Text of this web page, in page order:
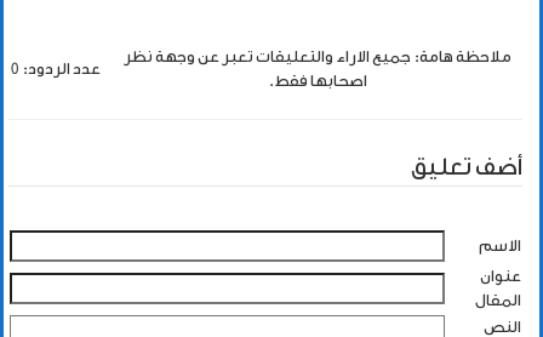
ملاحظة هامة: جميع الاراء والتعليقات تعبر عن وجهة نظر
اصحابها فقط.
عدد الردود: 0
أضف تعليق
الاسم
عنوان
المقال
النص